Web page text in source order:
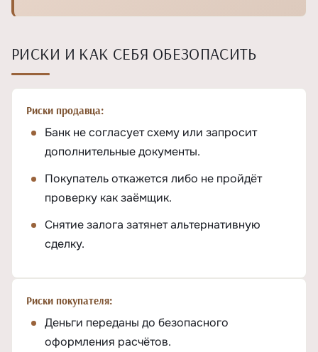
РИСКИ И КАК СЕБЯ ОБЕЗОПАСИТЬ
Риски продавца:
Банк не согласует схему или запросит
дополнительные документы.
Покупатель откажется либо не пройдёт
проверку как заёмщик.
Снятие залога затянет альтернативную
сделку.
Риски покупателя:
Деньги переданы до безопасного
оформления расчётов.